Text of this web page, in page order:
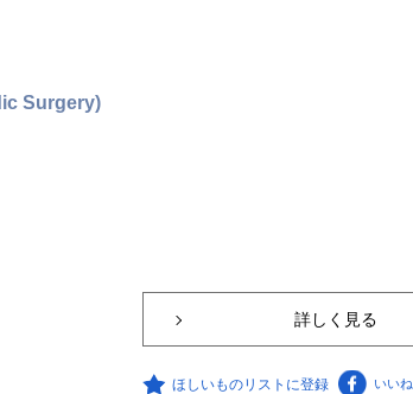
Surgery)
詳しく見る
ほしいものリストに登録 いいね